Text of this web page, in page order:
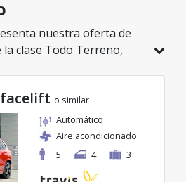
nuestra oferta de
la clase Todo Terreno,
seleccionada, con
solo 26€/día.
facelift o similar
Automático
Aire acondicionado
5
4 3